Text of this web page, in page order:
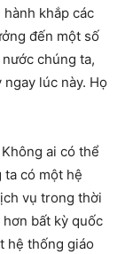
khắp các
đến một số
chúng ta,
lúc này. Họ
ai có thể
ta có một hệ
vụ trong thời
bất kỳ quốc
hệ thống giáo